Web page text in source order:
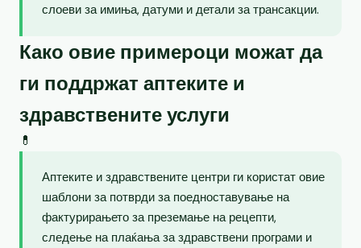
слоеви за имиња, датуми и детали за трансакции.
Како овие примероци можат да
ги поддржат аптеките и
здравствените услуги
💊
Аптеките и здравствените центри ги користат овие
шаблони за потврди за поедноставување на
фактурирањето за преземање на рецепти,
следење на плаќања за здравствени програми и